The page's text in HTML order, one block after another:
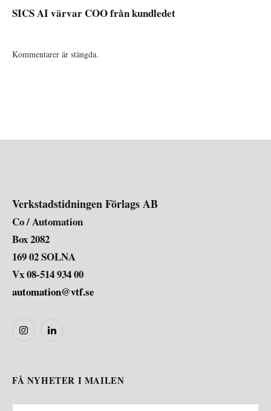
SICS AI värvar COO från kundledet
Kommentarer är stängda.
Verkstadstidningen Förlags AB
Co / Automation
Box 2082
169 02 SOLNA
Vx 08-514 934 00
automation@vtf.se
InstagramLinkedIn
FÅ NYHETER I MAILEN